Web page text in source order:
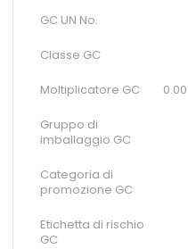
GC UN No.
Classe GC
Moltiplicatore GC 0.00
Gruppo di
imballaggio GC
Categoria di
promozione GC
Etichetta di rischio
GC